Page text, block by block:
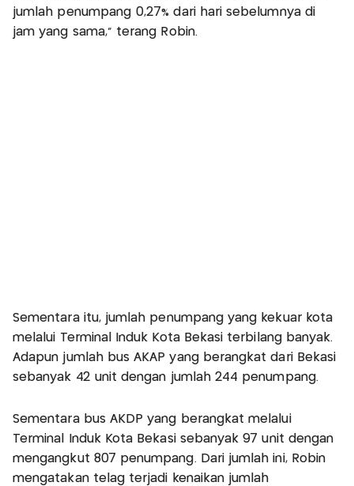
jumlah penumpang 0,27% dari hari sebelumnya di
jam yang sama," terang Robin.
Sementara itu, jumlah penumpang yang kekuar kota
melalui Terminal Induk Kota Bekasi terbilang banyak.
Adapun jumlah bus AKAP yang berangkat dari Bekasi
sebanyak 42 unit dengan jumlah 244 penumpang.
Sementara bus AKDP yang berangkat melalui
Terminal Induk Kota Bekasi sebanyak 97 unit dengan
mengangkut 807 penumpang. Dari jumlah ini, Robin
mengatakan telag terjadi kenaikan jumlah